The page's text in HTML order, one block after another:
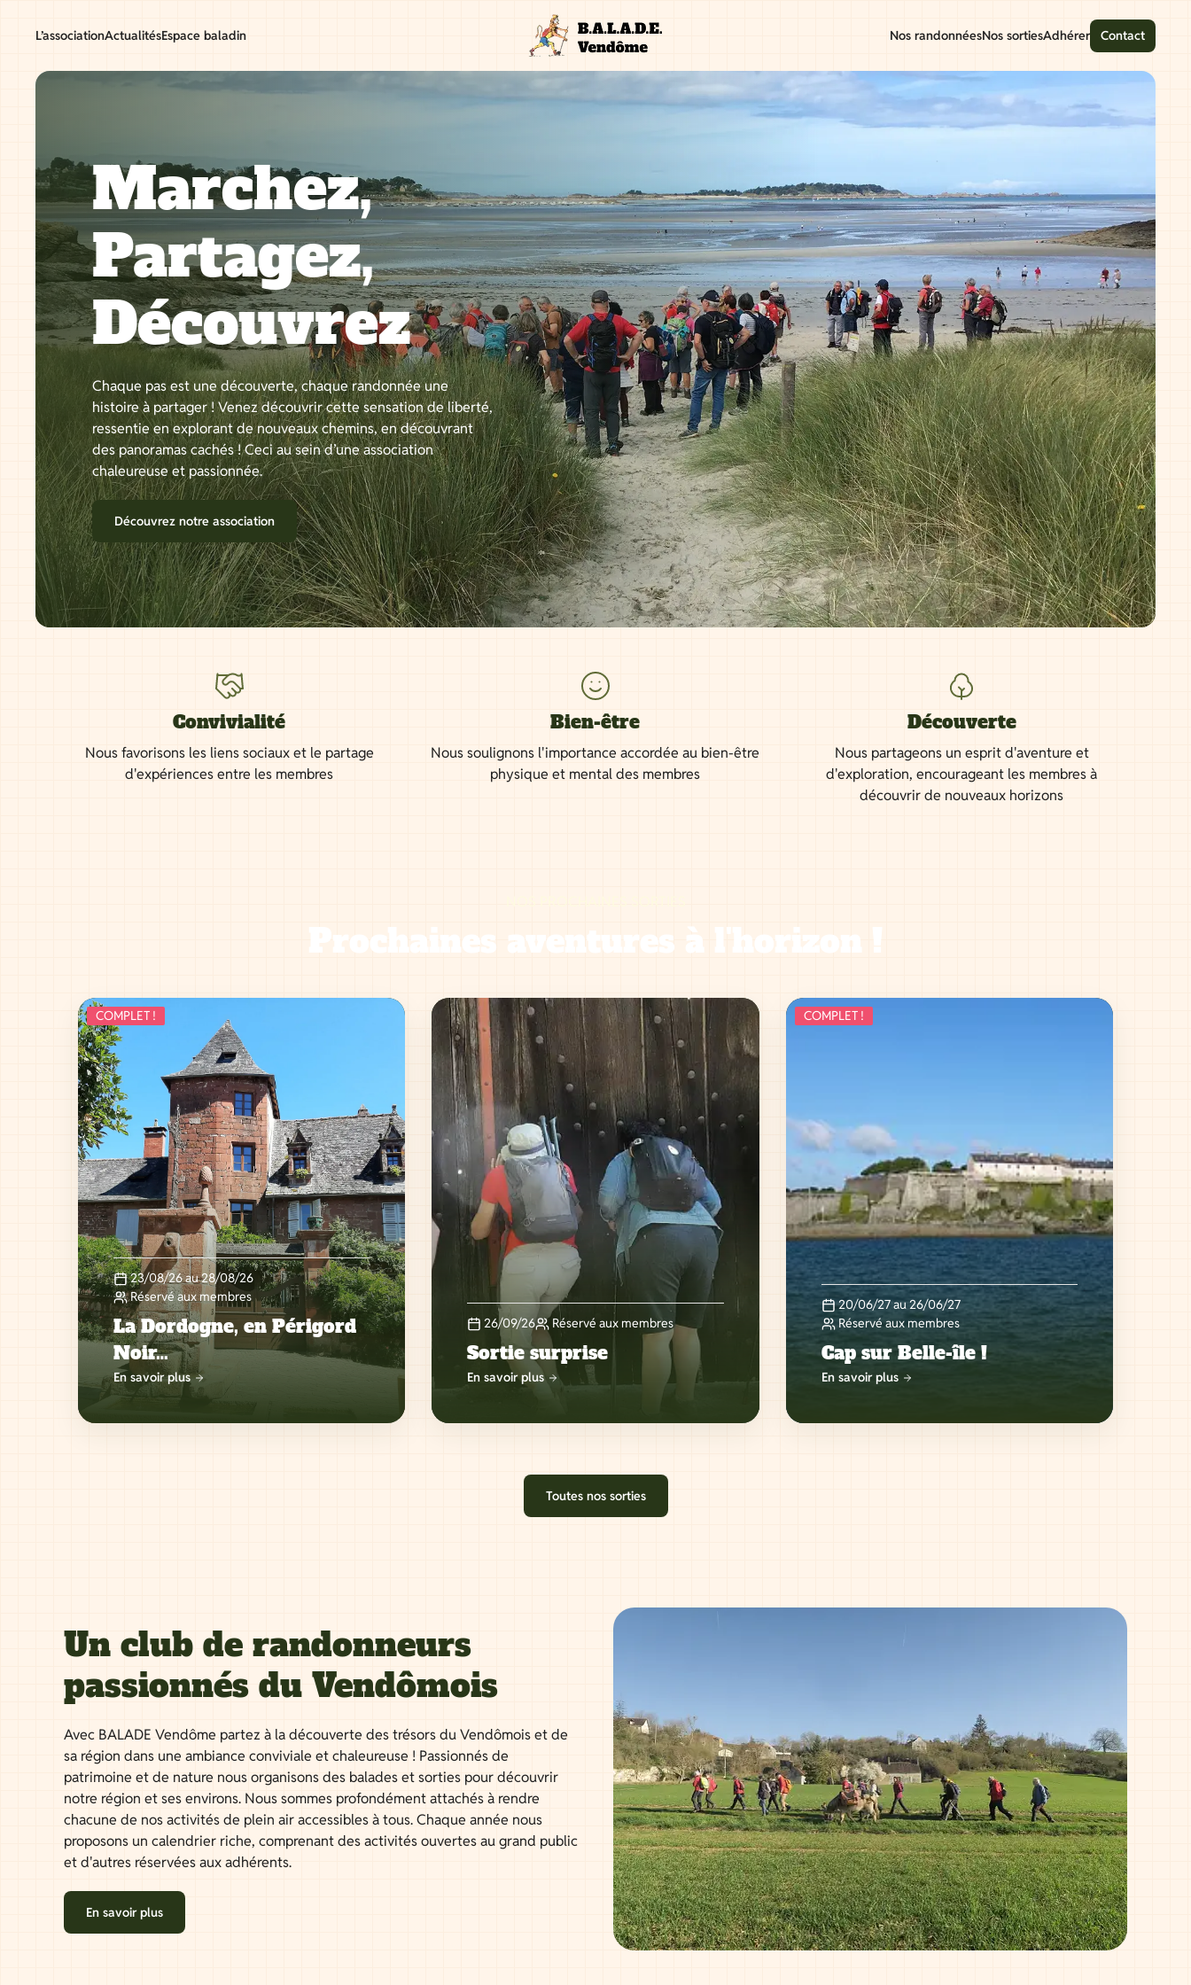
L’associationActualitésEspace baladin Nos randonnéesNos sortiesAdhérer Contact
Marchez,
Partagez,
Découvrez
Chaque pas est une découverte, chaque randonnée une
histoire à partager ! Venez découvrir cette sensation de liberté,
ressentie en explorant de nouveaux chemins, en découvrant
des panoramas cachés ! Ceci au sein d’une association
chaleureuse et passionnée.
Découvrez notre association
Convivialité
Nous favorisons les liens sociaux et le partage
d'expériences entre les membres
Bien-être
Nous soulignons l'importance accordée au bien-être
physique et mental des membres
Découverte
Nous partageons un esprit d'aventure et
d'exploration, encourageant les membres à
découvrir de nouveaux horizons
Prochaines aventures à l'horizon !
COMPLET !
23/08/26 au 28/08/26
Réservé aux membres
La Dordogne, en Périgord
Noir…
En savoir plus
26/09/26 Réservé aux membres
Sortie surprise
En savoir plus
COMPLET !
20/06/27 au 26/06/27
Réservé aux membres
Cap sur Belle-île !
En savoir plus
Toutes nos sorties
Un club de randonneurs
passionnés du Vendômois
Avec BALADE Vendôme partez à la découverte des trésors du Vendômois et de
sa région dans une ambiance conviviale et chaleureuse ! Passionnés de
patrimoine et de nature nous organisons des balades et sorties pour découvrir
notre région et ses environs. Nous sommes profondément attachés à rendre
chacune de nos activités de plein air accessibles à tous. Chaque année nous
proposons un calendrier riche, comprenant des activités ouvertes au grand public
et d'autres réservées aux adhérents.
En savoir plus